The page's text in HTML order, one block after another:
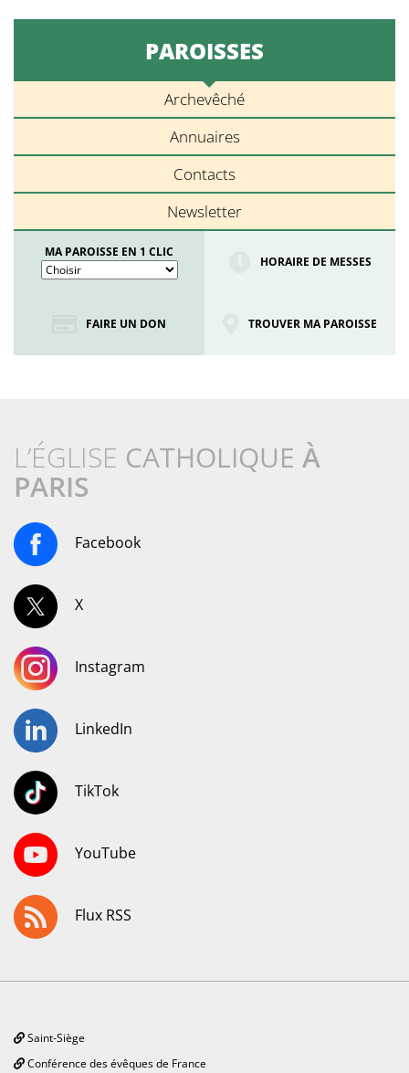
PAROISSES
Archevêché
Annuaires
Contacts
Newsletter
MA PAROISSE EN 1 CLIC
HORAIRE DE MESSES
FAIRE UN DON TROUVER MA PAROISSE
L’ÉGLISE CATHOLIQUE À
PARIS
Facebook
X
Instagram
LinkedIn
TikTok
YouTube
Flux RSS
Saint-Siège
Conférence des évêques de France